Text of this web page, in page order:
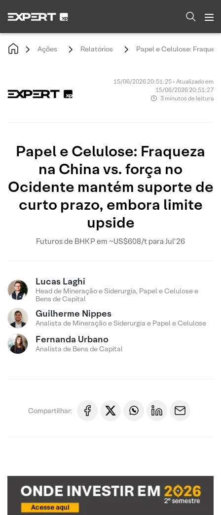
Ações Relatórios Papel e Celulose:
15/06/2026 20:51:25 • Atualizado em
15/06/2026 20:51:27
3 minutos de leitura
Papel e Celulose: Fraqueza
na China vs. força no
Ocidente mantém suporte de
curto prazo, embora limite
upside
Futuros de BHKP em ~US$608/t para Jul’26
Lucas Laghi
Head de Mineração e Siderurgia, Papel e Celulose e
Bens de Capital
Guilherme Nippes
Analista de Mineração e Siderurgia e Papel e Celulose
Fernanda Urbano
Analista de Bens de Capital
Compartilhar: